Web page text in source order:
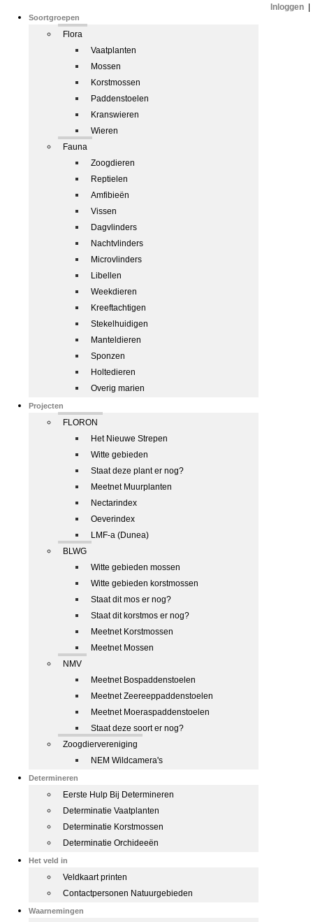
Soortgroepen
Flora
Vaatplanten
Mossen
Korstmossen
Paddenstoelen
Kranswieren
Wieren
Fauna
Zoogdieren
Reptielen
Amfibieën
Vissen
Dagvlinders
Nachtvlinders
Microvlinders
Libellen
Weekdieren
Kreeftachtigen
Stekelhuidigen
Manteldieren
Sponzen
Holtedieren
Overig marien
Projecten
FLORON
Het Nieuwe Strepen
Witte gebieden
Staat deze plant er nog?
Meetnet Muurplanten
Nectarindex
Oeverindex
LMF-a (Dunea)
BLWG
Witte gebieden mossen
Witte gebieden korstmossen
Staat dit mos er nog?
Staat dit korstmos er nog?
Meetnet Korstmossen
Meetnet Mossen
NMV
Meetnet Bospaddenstoelen
Meetnet Zeereeppaddenstoelen
Meetnet Moeraspaddenstoelen
Staat deze soort er nog?
Zoogdiervereniging
NEM Wildcamera's
Determineren
Eerste Hulp Bij Determineren
Determinatie Vaatplanten
Determinatie Korstmossen
Determinatie Orchideeën
Het veld in
Veldkaart printen
Contactpersonen Natuurgebieden
Waarnemingen
Inloggen